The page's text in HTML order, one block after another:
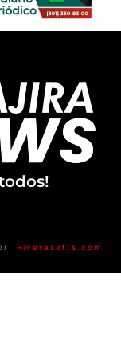
Riverasofts.com